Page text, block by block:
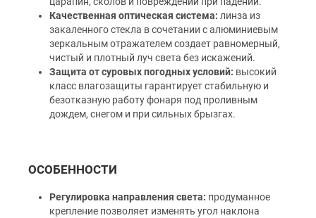
Качественная оптическая система: линза из
закаленного стекла в сочетании с алюминиевым
зеркальным отражателем создает равномерный,
чистый и плотный луч света без искажений.
Защита от суровых погодных условий: высокий
класс влагозащиты гарантирует стабильную и
безотказную работу фонаря под проливным
дождем, снегом и при сильных брызгах.
ОСОБЕННОСТИ
Регулировка направления света: продуманное
крепление позволяет изменять угол наклона